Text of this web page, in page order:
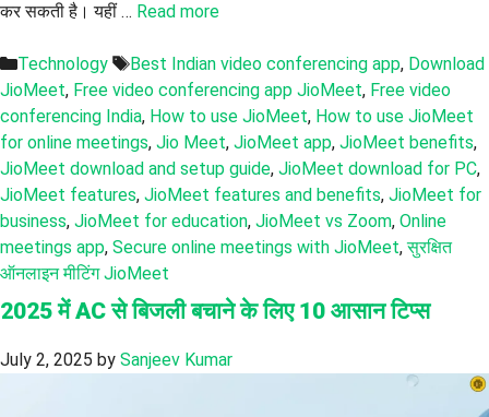
कर सकती है। यहीं … Read more
Categories
Technology Tags
Best Indian video conferencing app, Download
JioMeet, Free video conferencing app JioMeet, Free video
conferencing India, How to use JioMeet, How to use JioMeet
for online meetings, Jio Meet, JioMeet app, JioMeet benefits,
JioMeet download and setup guide, JioMeet download for PC,
JioMeet features, JioMeet features and benefits, JioMeet for
business, JioMeet for education, JioMeet vs Zoom, Online
meetings app, Secure online meetings with JioMeet,सुरक्षित
ऑनलाइन मीटिंग JioMeet
2025 में AC से बिजली बचाने के लिए 10 आसान टिप्स
July 2, 2025 by Sanjeev Kumar